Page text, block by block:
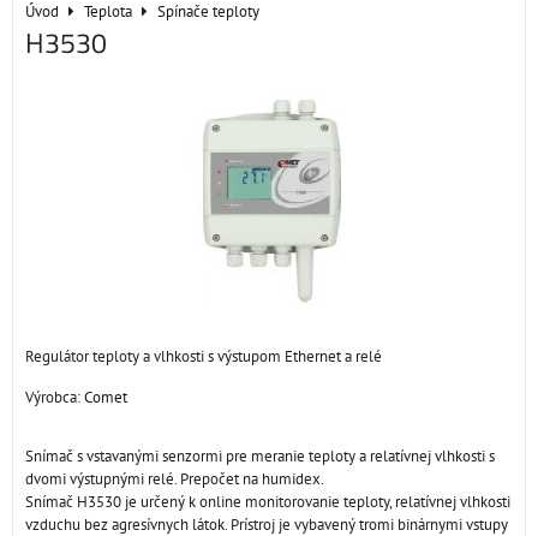
Úvod Teplota Spínače teploty
H3530
Regulátor teploty a vlhkosti s výstupom Ethernet a relé
Výrobca:Comet
Snímač s vstavanými senzormi pre meranie teploty a relatívnej vlhkosti s
dvomi výstupnými relé. Prepočet na humidex.
Snímač H3530 je určený k online monitorovanie teploty, relatívnej vlhkosti
vzduchu bez agresívnych látok. Prístroj je vybavený tromi binárnymi vstupy